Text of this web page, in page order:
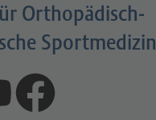
Orthopädisch-
Sportmedizin